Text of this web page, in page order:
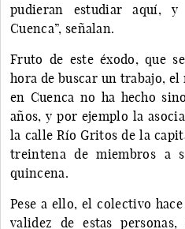
pudieran estudiar aquí,
Cuenca”, señalan.
Fruto de este éxodo, que
hora de buscar un trabajo,
en Cuenca no ha hecho
años, y por ejemplo la
la calle Río Gritos de la
treintena de miembros a
quincena.
Pese a ello, el colectivo
validez de estas